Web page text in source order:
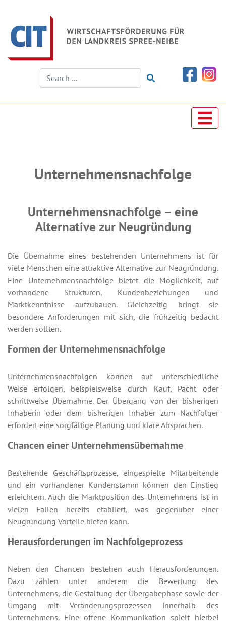
Unternehmensnachfolge
Unternehmensnachfolge – eine
Alternative zur Neugründung
Die Übernahme eines bestehenden Unternehmens ist für
viele Menschen eine attraktive Alternative zur Neugründung.
Eine Unternehmensnachfolge bietet die Möglichkeit, auf
vorhandene Strukturen, Kundenbeziehungen und
Marktkenntnisse aufzubauen. Gleichzeitig bringt sie
besondere Anforderungen mit sich, die frühzeitig bedacht
werden sollten.
Formen der Unternehmensnachfolge
Unternehmensnachfolgen können auf unterschiedliche
Weise erfolgen, beispielsweise durch Kauf, Pacht oder
schrittweise Übernahme. Der Übergang von der bisherigen
Inhaberin oder dem bisherigen Inhaber zum Nachfolger
erfordert eine sorgfältige Planung und klare Absprachen.
Chancen einer Unternehmensübernahme
Bestehende Geschäftsprozesse, eingespielte Mitarbeitende
und ein vorhandener Kundenstamm können den Einstieg
erleichtern. Auch die Marktposition des Unternehmens ist in
vielen Fällen bereits etabliert, was gegenüber einer
Neugründung Vorteile bieten kann.
Herausforderungen im Nachfolgeprozess
Neben den Chancen bestehen auch Herausforderungen.
Dazu zählen unter anderem die Bewertung des
Unternehmens, die Gestaltung der Übergabephase sowie der
Umgang mit Veränderungsprozessen innerhalb des
Unternehmens. Eine offene Kommunikation spielt hierbei